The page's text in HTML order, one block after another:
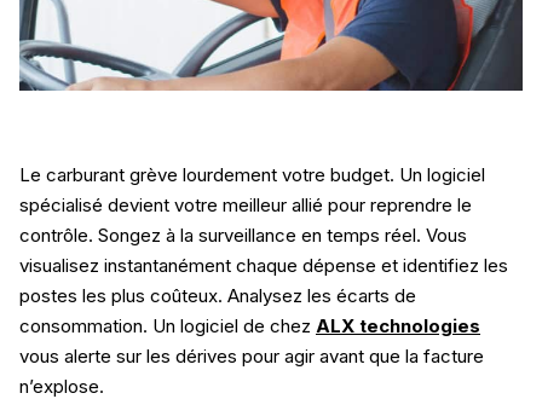
Le carburant grève lourdement votre budget. Un logiciel
spécialisé devient votre meilleur allié pour reprendre le
contrôle. Songez à la surveillance en temps réel. Vous
visualisez instantanément chaque dépense et identifiez les
postes les plus coûteux. Analysez les écarts de
consommation. Un logiciel de chez ALX technologies
vous alerte sur les dérives pour agir avant que la facture
n’explose.